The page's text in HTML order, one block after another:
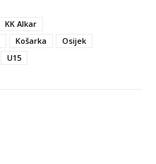
KK Alkar
Košarka
Osijek
U15